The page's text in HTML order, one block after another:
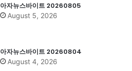
아자뉴스바이트 20260805
August 5, 2026
아자뉴스바이트 20260804
August 4, 2026